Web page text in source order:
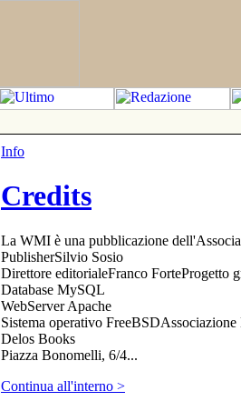
Info
Credits
La WMI è una pubblicazione
PublisherSilvio Sosio
Direttore editorialeFranco ForteProgetto
Database MySQL
WebServer Apache
Sistema operativo
Delos Books
Piazza Bonomelli, 6/4...
Continua all'interno >